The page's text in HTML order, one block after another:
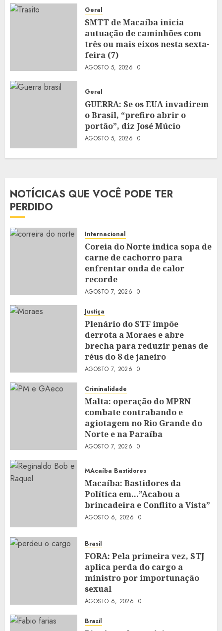
Geral
SMTT de Macaíba inicia
autuação de caminhões com
três ou mais eixos nesta sexta-
feira (7)
AGOSTO 5, 2026 0
Geral
GUERRA: Se os EUA invadirem
o Brasil, “prefiro abrir o
portão”, diz José Múcio
AGOSTO 5, 2026 0
NOTÍCICAS QUE VOCÊ PODE TER
PERDIDO
Internacional
Coreia do Norte indica sopa de
carne de cachorro para
enfrentar onda de calor
recorde
AGOSTO 7, 2026 0
Justiça
Plenário do STF impõe
derrota a Moraes e abre
brecha para reduzir penas de
réus do 8 de janeiro
AGOSTO 7, 2026 0
Criminalidade
Malta: operação do MPRN
combate contrabando e
agiotagem no Rio Grande do
Norte e na Paraíba
AGOSTO 7, 2026 0
MAcaíba Bastidores
Macaíba: Bastidores da
Política em…”Acabou a
brincadeira e Conflito a Vista”
AGOSTO 6, 2026 0
Brasil
FORA: Pela primeira vez, STJ
aplica perda do cargo a
ministro por importunação
sexual
AGOSTO 6, 2026 0
Brasil